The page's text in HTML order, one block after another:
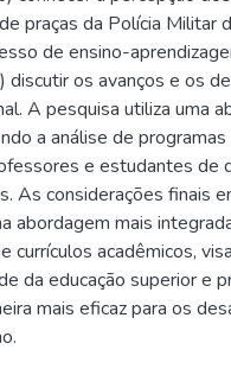
praças da Polícia Militar
de ensino-
discutir os avanços e os
A pesquisa utiliza uma
a análise de
e estudantes de
As considerações finais
abordagem mais
currículos acadêmicos,
da educação superior e
mais eficaz para os